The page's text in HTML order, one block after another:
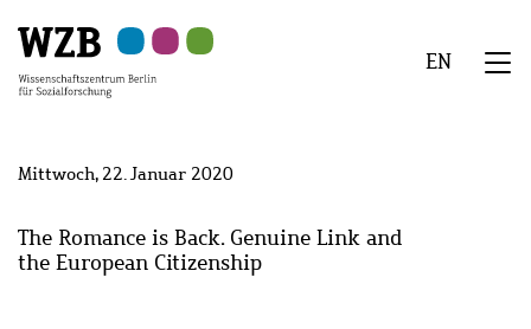
Hauptinhalt
springen
Navigation
springen
Suche
springen
Sekundärnavigation
springen
Fußzeile
springen
EN
Mittwoch, 22. Januar 2020
The Romance is Back. Genuine Link and
the European Citizenship